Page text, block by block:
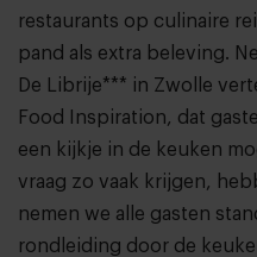
restaurants op culinaire
pand als extra beleving.
De Librije*** in Zwolle
Food Inspiration, dat
een kijkje in de keuken
vraag zo vaak krijgen,
nemen we alle gasten
rondleiding door de